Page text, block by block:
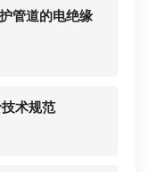
管道的电绝缘
术规范